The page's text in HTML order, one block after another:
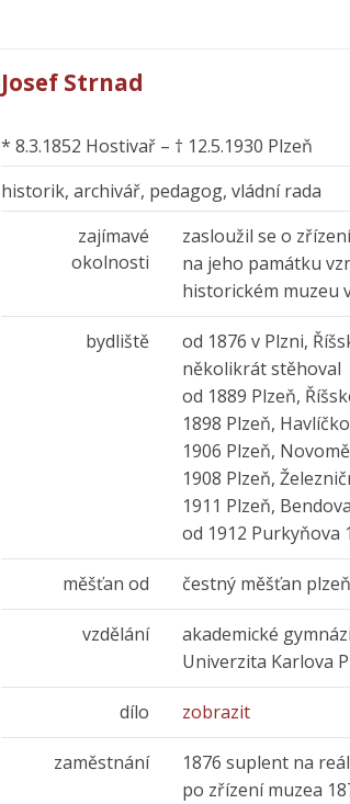
Josef Strnad
* 8.3.1852 Hostivař – † 12.5.1930 Plzeň
historik, archivář, pedagog, vládní rada
zajímavé
okolnosti
zasloužil se o
na jeho památku
historickém muzeu
bydliště
od 1876 v Plzni,
několikrát stěhoval
od 1889 Plzeň,
1898 Plzeň,
1906 Plzeň,
1908 Plzeň,
1911 Plzeň,
od 1912 Purkyňova
měšťan od čestný měšťan
vzdělání
akademické
Univerzita Karlova
dílo zobrazit
zaměstnání
1876 suplent na
po zřízení muzea